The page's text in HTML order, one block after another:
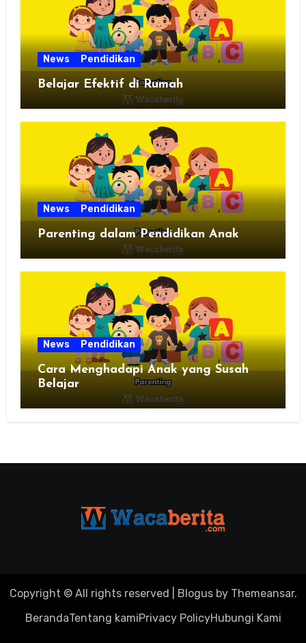
News Pendidikan
Belajar Efektif di Rumah
News Pendidikan
Parenting dalam Pendidikan Anak
News Pendidikan
Cara Menghadapi Anak yang Susah
Belajar
Copyright © All rights reserved Blogusby Themeansar.
BerandaTentang kamiPrivacy PolicyHubungi Kami